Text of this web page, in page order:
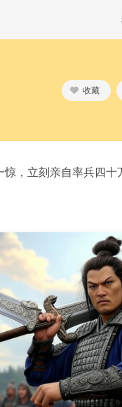
收藏
，立刻亲自率兵四十